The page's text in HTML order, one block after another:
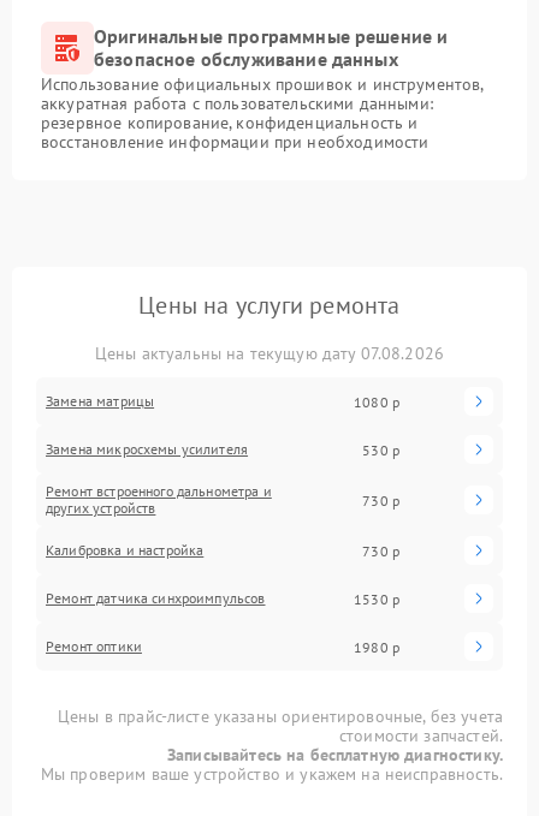
Оригинальные программные решение и
безопасное обслуживание данных
Использование официальных прошивок и инструментов,
аккуратная работа с пользовательскими данными:
резервное копирование, конфиденциальность и
восстановление информации при необходимости
Цены на услуги ремонта
Цены актуальны на текущую дату 07.08.2026
Замена матрицы 1080 р
Замена микросхемы усилителя 530 р
Ремонт встроенного дальнометра и
других устройств
730 р
Калибровка и настройка 730 р
Ремонт датчика синхроимпульсов 1530 р
Ремонт оптики 1980 р
Цены в прайс-листе указаны ориентировочные, без учета
стоимости запчастей.
Записывайтесь на бесплатную диагностику.
Мы проверим ваше устройство и укажем на неисправность.